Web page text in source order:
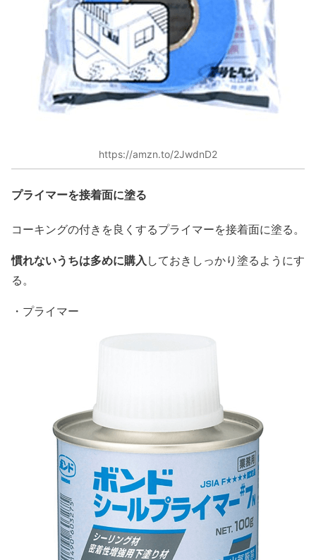
https://amzn.to/2JwdnD2
プライマーを接着面に塗る
コーキングの付きを良くするプライマーを接着面に塗る。
慣れないうちは多めに購入しておきしっかり塗るようにす
る。
・プライマー